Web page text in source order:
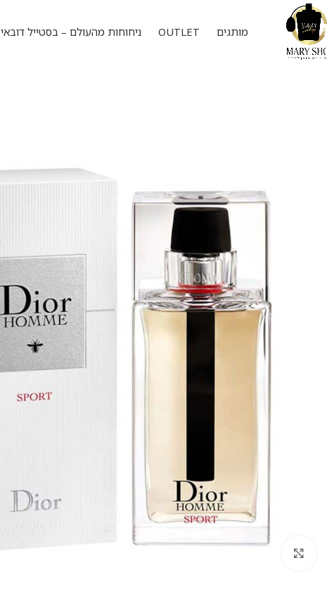
מותגים OUTLET ניחוחות מהעולם – בסטייל דובאי